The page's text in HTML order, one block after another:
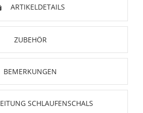
ARTIKELDETAILS
ZUBEHÖR
BEMERKUNGEN
SCHLAUFENSCHALS